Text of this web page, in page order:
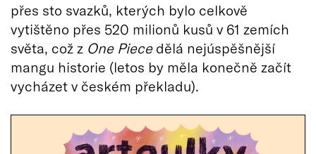
přes sto svazků, kterých bylo celkově
vytištěno přes 520 milionů kusů v 61 zemích
světa, což z One Piecedělá nejúspěšnější
mangu historie (letos by měla konečně začít
vycházet v českém překladu).